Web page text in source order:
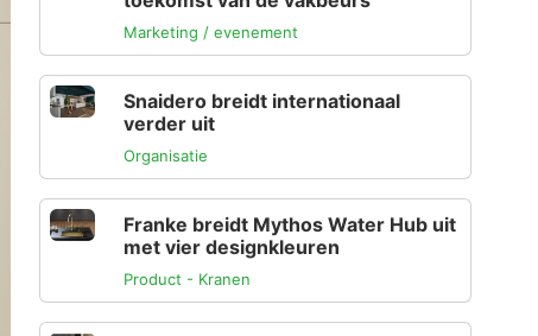
Marketing / evenement
Snaidero breidt internationaal
verder uit
Organisatie
Franke breidt Mythos Water Hub uit
met vier designkleuren
Product - Kranen